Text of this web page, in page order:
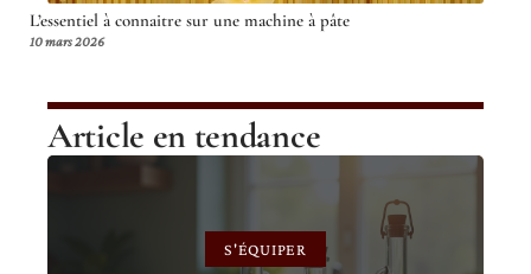
L’essentiel à connaitre sur une machine à pâte
10 mars 2026
Article en tendance
S'ÉQUIPER